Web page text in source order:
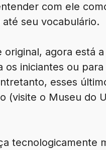
com ele
seu vocabulário.
agora está
os iniciantes ou para
esses
(visite o Museu do
tecnologicamente